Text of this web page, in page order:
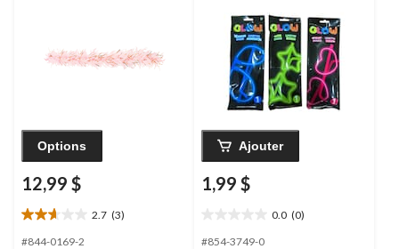
Options
12,99 $
2.7 (3)
2.7
étoile(s)
#844-0169-2
Ajouter
1,99 $
0.0 (0)
étoile(s)
#854-3749-0